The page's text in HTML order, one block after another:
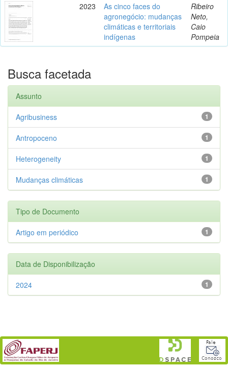
2023
As cinco faces do
agronegócio: mudanças
climáticas e territoriais
indígenas
Ribeiro
Neto,
Caio
Pompeia
Busca facetada
Assunto
1
Agribusiness
1
Antropoceno
1
Heterogeneity
1
Mudanças climáticas
Tipo de Documento
1
Artigo em periódico
Data de Disponibilização
1
2024